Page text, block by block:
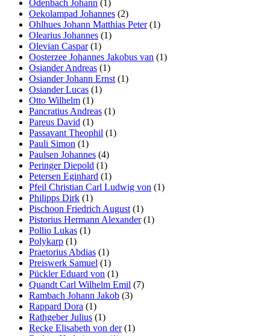
Odenbach Johann (1)
Oekolampad Johannes (2)
Ohlhues Johann Matthias Peter(1)
Olearius Johannes (1)
Olevian Caspar(1)
Oosterzee Johannes Jakobus van (1)
Osiander Andreas (1)
Osiander Johann Ernst (1)
Osiander Lucas (1)
Otto Wilhelm (1)
Pancratius Andreas (1)
Pareus David (1)
Passavant Theophil (1)
Pauli Simon (1)
Paulsen Johannes (4)
Peringer Diepold (1)
Petersen Eginhard (1)
Pfeil Christian Carl Ludwig von (1)
Philipps Dirk (1)
Pischoon Friedrich August (1)
Pistorius Hermann Alexander(1)
Pollio Lukas (1)
Polykarp (1)
Praetorius Abdias (1)
Preiswerk Samuel (1)
Pückler Eduard von (1)
Quandt Carl Wilhelm Emil (7)
Rambach Johann Jakob (3)
Rappard Dora (1)
Rathgeber Julius (1)
Recke Elisabeth von der(1)